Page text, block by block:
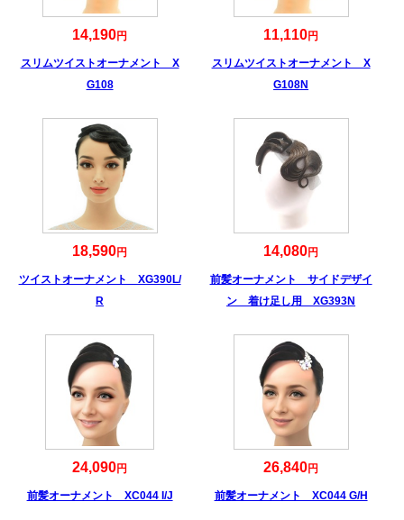
14,190円
スリムツイストオーナメント X
G108
11,110円
スリムツイストオーナメント X
G108N
18,590円
ツイストオーナメント XG390L/
R
14,080円
前髪オーナメント サイドデザイ
ン 着け足し用 XG393N
24,090円
前髪オーナメント XC044 I/J
26,840円
前髪オーナメント XC044 G/H